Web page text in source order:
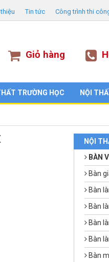
Tin tức Công trình thi
Giỏ hàng
TRƯỜNG HỌC NỘI
NỘI
BÀN
Bàn
Bàn
Bàn
Bàn
Bàn
Bàn